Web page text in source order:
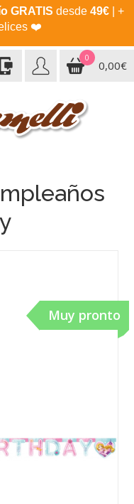
GRATIS desde 49€| +
❤️
0
0,00€
Muy pronto